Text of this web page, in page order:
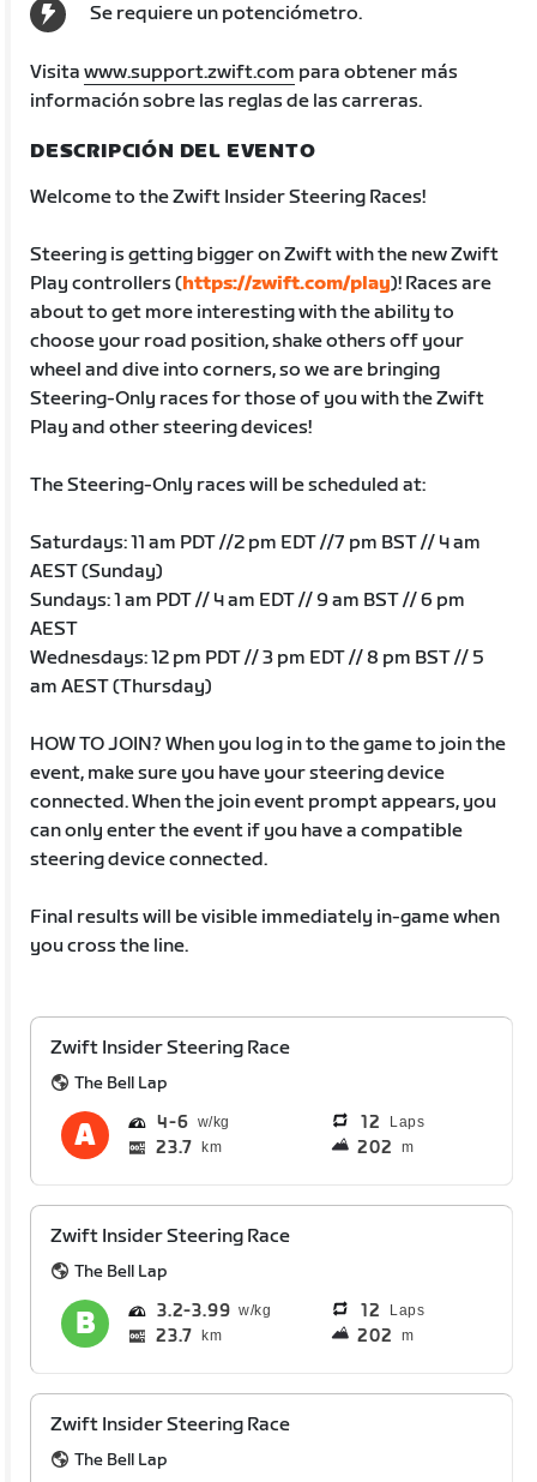
Se requiere un potenciómetro.
Visitawww.support.zwift.com para obtener más
información sobre las reglas de las carreras.
DESCRIPCIÓN DEL EVENTO
Welcome to the Zwift Insider Steering Races!
Steering is getting bigger on Zwift with the new Zwift
Play controllers (https://zwift.com/play)! Races are
about to get more interesting with the ability to
choose your road position, shake others off your
wheel and dive into corners, so we are bringing
Steering-Only races for those of you with the Zwift
Play and other steering devices!
The Steering-Only races will be scheduled at:
Saturdays: 11 am PDT //2 pm EDT //7 pm BST // 4 am
AEST (Sunday)
Sundays: 1 am PDT // 4 am EDT // 9 am BST // 6 pm
AEST
Wednesdays: 12 pm PDT // 3 pm EDT // 8 pm BST // 5
am AEST (Thursday)
HOW TO JOIN? When you log in to the game to join the
event, make sure you have your steering device
connected. When the join event prompt appears, you
can only enter the event if you have a compatible
steering device connected.
Final results will be visible immediately in-game when
you cross the line.
Zwift Insider Steering Race
The Bell Lap
4 6 12 Laps
23.7 km 202 m
Zwift Insider Steering Race
The Bell Lap
3.2 3.99 12 Laps
23.7 km 202 m
Zwift Insider Steering Race
The Bell Lap